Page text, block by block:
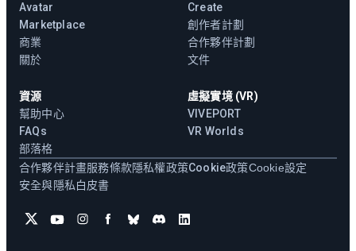
Avatar
Marketplace
商業
關於
Create
創作者計劃
合作夥伴計劃
文件
資源
幫助中心
FAQs
部落格
虛擬實境 (VR)
VIVEPORT
VR Worlds
合作夥伴計畫服務條款隱私權政策Cookie政策Cookie設定
安全與隱私白皮書